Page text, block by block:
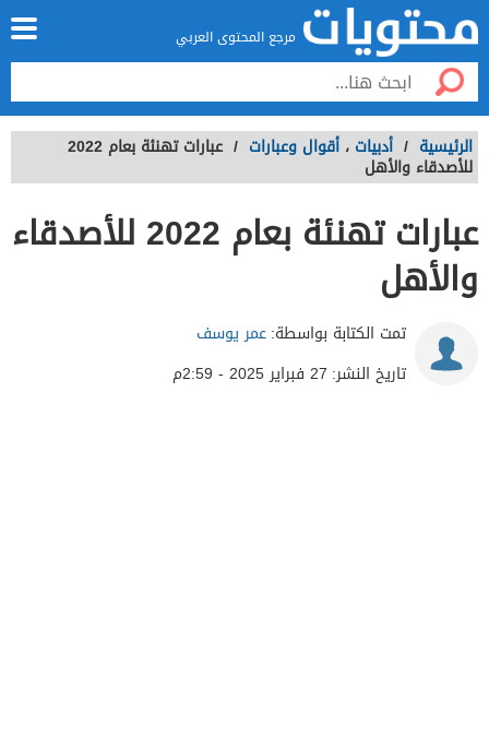
مرجع المحتوى العربي
الرئيسية / أدبيات ، أقوال وعبارات / عبارات تهنئة بعام 2022
للأصدقاء والأهل
عبارات تهنئة بعام 2022 للأصدقاء
والأهل
تمت الكتابة بواسطة:عمر يوسف
تاريخ النشر: 27 فبراير 2025 - 2:59م